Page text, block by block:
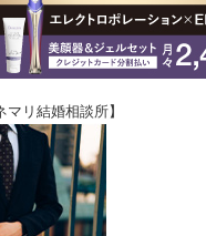
リ結婚相談所】